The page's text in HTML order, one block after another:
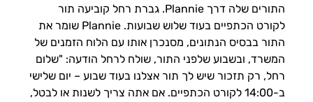
התורים שלה דרך Plannie. גברת רחל קוביעה תור
לקורט הכתפיים בעוד שלוש שבועות. Plannie שומר את
התור בבסיס הנתונים, מסנכרן אותו עם הלוח הזמנים של
המשרד, ובשבוע שלפני התור, שולח לרחל הודעה: "שלום
רחל, רק תזכור שיש לך תור אצלנו בעוד שבוע – יום שלישי
ב-14:00 לקורט הכתפיים. אם אתה צריך לשנות או לבטל,